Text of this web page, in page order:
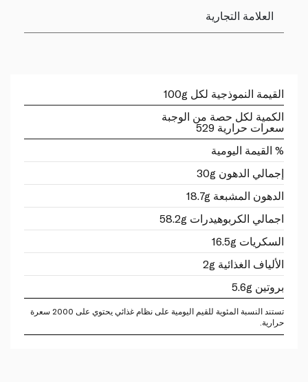
العلامة التجارية
القيمة النموذجية لكل 100g
الكمية لكل حصة من الوجبة
سعرات حرارية 529
% القيمة اليومية
إجمالي الدهون 30g
الدهون المشبعة 18.7g
اجمالي الكربوهيدرات 58.2g
السكريات 16.5g
الألياف الغذائية 2g
بروتين 5.6g
تستند النسبة المئوية للقيم اليومية على نظام غذائي يحتوي على 2000 سعرة
حرارية.